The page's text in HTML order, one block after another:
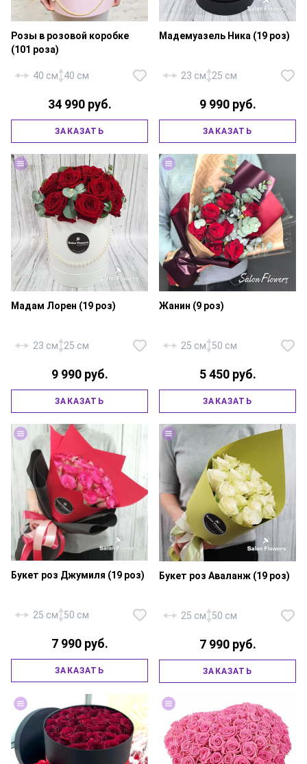
шт., шляпная коробка 30x35 см.,
юбочка, золотой шнурок,
атласная лента.
Розы в розовой коробке
(101 роза)
40 см 40 см
34 990 руб.
ЗАКАЗАТЬ
Роза «Россия Аваланж» — 19
18х20 см., флористическая
Мадемуазель Ника (19 роз)
23 см 25 см
9 990 руб.
ЗАКАЗАТЬ
Роза «Россия Ред Наоми» — 19
18х20 см., флористическая
Мадам Лорен (19 роз)
23 см 25 см
9 990 руб.
ЗАКАЗАТЬ
шт., эвкалипт, фирменная
Жанин (9 роз)
25 см 50 см
5 450 руб.
ЗАКАЗАТЬ
шт., фирменная упаковка,
Букет роз Джумиля (19 роз)
25 см 50 см
7 990 руб.
ЗАКАЗАТЬ
шт., фирменная упаковка,
Букет роз Аваланж (19 роз)
25 см 50 см
7 990 руб.
ЗАКАЗАТЬ